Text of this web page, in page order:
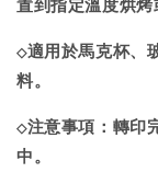
◇適用於馬克杯、
料。
◇注意事項：轉印
中。